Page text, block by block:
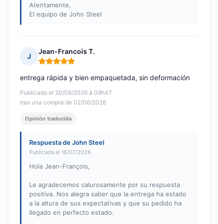
Atentamente,
El equipo de John Steel
J
Jean-Francois T.
Nota: 5 de 5
Publicado el 20/06/2026 à 09h47
tras una compra de 02/06/2026
entrega rápida y bien empaquetada, sin deformación
Opinión traducida
Respuesta de John Steel
Publicada el 16/07/2026
Hola Jean-François,
Le agradecemos calurosamente por su respuesta
positiva. Nos alegra saber que la entrega ha estado
a la altura de sus expectativas y que su pedido ha
llegado en perfecto estado.